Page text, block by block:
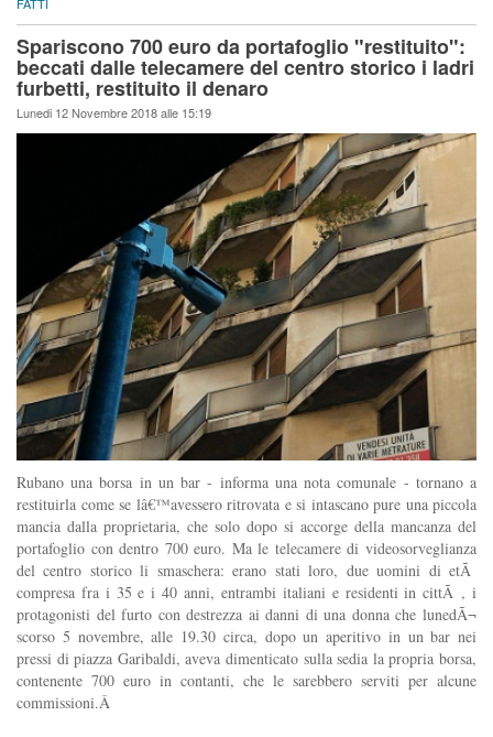
FATTI
Spariscono 700 euro da portafoglio "restituito":
beccati dalle telecamere del centro storico i ladri
furbetti, restituito il denaro
Lunedi 12 Novembre 2018 alle 15:19
Rubano una borsa in un bar - informa una nota comunale - tornano a
restituirla come se lâ€™avessero ritrovata e si intascano pure una piccola
mancia dalla proprietaria, che solo dopo si accorge della mancanza del
portafoglio con dentro 700 euro. Ma le telecamere di videosorveglianza
del centro storico li smaschera: erano stati loro, due uomini di etÃ
compresa fra i 35 e i 40 anni, entrambi italiani e residenti in cittÃ , i
protagonisti del furto con destrezza ai danni di una donna che lunedÃ¬
scorso 5 novembre, alle 19.30 circa, dopo un aperitivo in un bar nei
pressi di piazza Garibaldi, aveva dimenticato sulla sedia la propria borsa,
contenente 700 euro in contanti, che le sarebbero serviti per alcune
commissioni.Â